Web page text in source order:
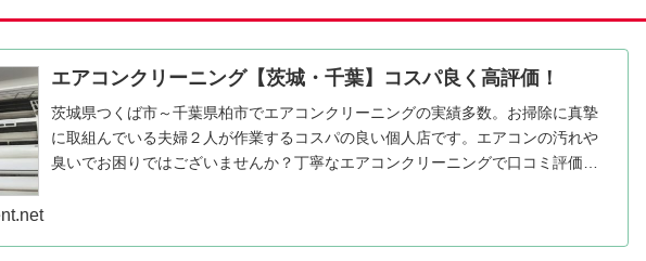
エアコンクリーニング【茨城・千葉】コスパ良く高評価！
茨城県つくば市～千葉県柏市でエアコンクリーニングの実績多数。お掃除に真摯
に取組んでいる夫婦２人が作業するコスパの良い個人店です。エアコンの汚れや
臭いでお困りではございませんか？丁寧なエアコンクリーニングで口コミ評価頂